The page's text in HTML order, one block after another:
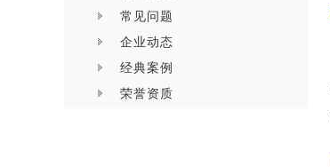
常见问题
企业动态
经典案例
荣誉资质